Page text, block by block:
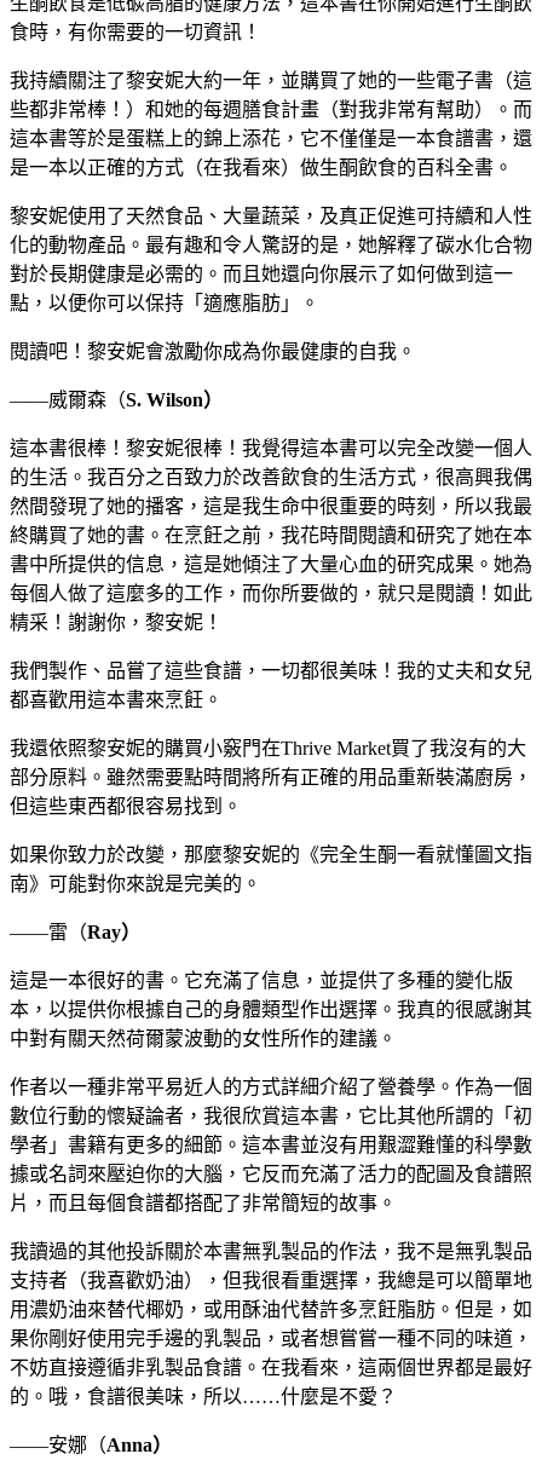
食時，有你需要的一切資訊！
我持續關注了黎安妮大約一年，並購買了她的一些電子書（這
些都非常棒！）和她的每週膳食計畫（對我非常有幫助）。而
這本書等於是蛋糕上的錦上添花，它不僅僅是一本食譜書，還
是一本以正確的方式（在我看來）做生酮飲食的百科全書。
黎安妮使用了天然食品、大量蔬菜，及真正促進可持續和人性
化的動物產品。最有趣和令人驚訝的是，她解釋了碳水化合物
對於長期健康是必需的。而且她還向你展示了如何做到這一
點，以便你可以保持「適應脂肪」。
閱讀吧！黎安妮會激勵你成為你最健康的自我。
——威爾森（S. Wilson）
這本書很棒！黎安妮很棒！我覺得這本書可以完全改變一個人
的生活。我百分之百致力於改善飲食的生活方式，很高興我偶
然間發現了她的播客，這是我生命中很重要的時刻，所以我最
終購買了她的書。在烹飪之前，我花時間閱讀和研究了她在本
書中所提供的信息，這是她傾注了大量心血的研究成果。她為
每個人做了這麼多的工作，而你所要做的，就只是閱讀！如此
精采！謝謝你，黎安妮！
我們製作、品嘗了這些食譜，一切都很美味！我的丈夫和女兒
都喜歡用這本書來烹飪。
我還依照黎安妮的購買小竅門在Thrive Market買了我沒有的大
部分原料。雖然需要點時間將所有正確的用品重新裝滿廚房，
但這些東西都很容易找到。
如果你致力於改變，那麼黎安妮的《完全生酮一看就懂圖文指
南》可能對你來說是完美的。
——雷（Ray）
這是一本很好的書。它充滿了信息，並提供了多種的變化版
本，以提供你根據自己的身體類型作出選擇。我真的很感謝其
中對有關天然荷爾蒙波動的女性所作的建議。
作者以一種非常平易近人的方式詳細介紹了營養學。作為一個
數位行動的懷疑論者，我很欣賞這本書，它比其他所謂的「初
學者」書籍有更多的細節。這本書並沒有用艱澀難懂的科學數
據或名詞來壓迫你的大腦，它反而充滿了活力的配圖及食譜照
片，而且每個食譜都搭配了非常簡短的故事。
我讀過的其他投訴關於本書無乳製品的作法，我不是無乳製品
支持者（我喜歡奶油），但我很看重選擇，我總是可以簡單地
用濃奶油來替代椰奶，或用酥油代替許多烹飪脂肪。但是，如
果你剛好使用完手邊的乳製品，或者想嘗嘗一種不同的味道，
不妨直接遵循非乳製品食譜。在我看來，這兩個世界都是最好
的。哦，食譜很美味，所以……什麼是不愛？
——安娜（Anna）